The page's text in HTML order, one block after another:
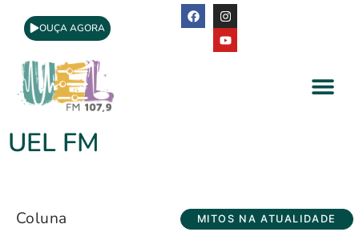
OUÇA AGORA
UEL FM
Coluna MITOS NA ATUALIDADE